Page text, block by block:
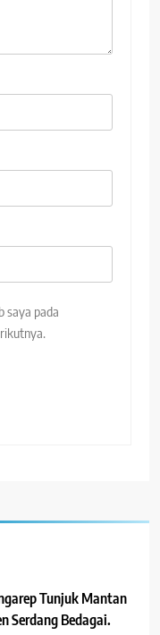
saya pada
Tunjuk Mantan
Serdang Bedagai.